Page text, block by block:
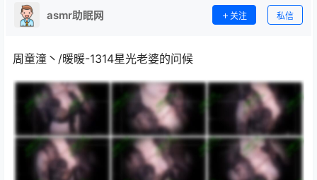
asmr助眠网 关注 私信
周童潼丶/暖暖-1314星光老婆的问候